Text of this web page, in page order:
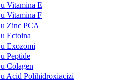
Vitamina E
Vitamina F
Zinc PCA
Ectoina
Exozomi
Peptide
Colagen
Acid Polihidroxiacizi